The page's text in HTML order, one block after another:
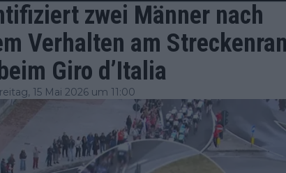
zwei Männer nach
Verhalten am
Giro d’Italia
15 Mai 2026 um 11:00